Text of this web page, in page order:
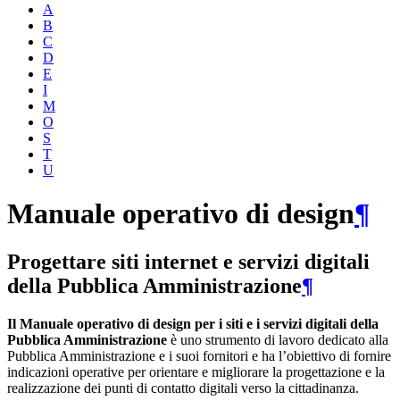
A
B
C
D
E
I
M
O
S
T
U
Manuale operativo di design¶
Progettare siti internet e servizi digitali
della Pubblica Amministrazione¶
Il Manuale operativo di design per i siti e i servizi digitali della
Pubblica Amministrazione è uno strumento di lavoro dedicato alla
Pubblica Amministrazione e i suoi fornitori e ha l’obiettivo di fornire
indicazioni operative per orientare e migliorare la progettazione e la
realizzazione dei punti di contatto digitali verso la cittadinanza.